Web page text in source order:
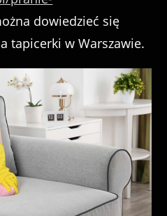
dowiedzieć się
tapicerki w Warszawie.